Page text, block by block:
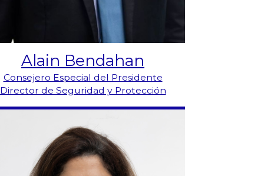
Alain Bendahan
Consejero Especial del Presidente
Director de Seguridad y Protección